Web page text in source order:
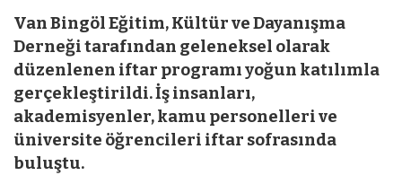
Van Bingöl Eğitim, Kültür ve Dayanışma
Derneği tarafından geleneksel olarak
düzenlenen iftar programı yoğun katılımla
gerçekleştirildi. İş insanları,
akademisyenler, kamu personelleri ve
üniversite öğrencileri iftar sofrasında
buluştu.